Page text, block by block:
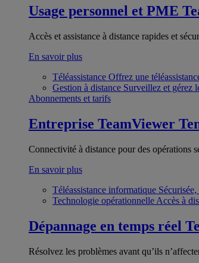
Usage personnel et PME
Accès et assistance à distance rapides et
En savoir plus
Téléassistance Offrez une
Gestion à distance Surveillez et gérez
Abonnements et tarifs
Entreprise TeamViewer
Connectivité à distance pour des opérations
En savoir plus
Téléassistance informatique
Technologie opérationnelle Accès à
Dépannage en temps réel
Résolvez les problèmes avant qu’ils